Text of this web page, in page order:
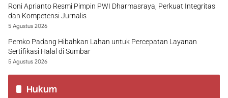
Roni Aprianto Resmi Pimpin PWI Dharmasraya, Perkuat Integritas
dan Kompetensi Jurnalis
5 Agustus 2026
Pemko Padang Hibahkan Lahan untuk Percepatan Layanan
Sertifikasi Halal di Sumbar
5 Agustus 2026
Hukum